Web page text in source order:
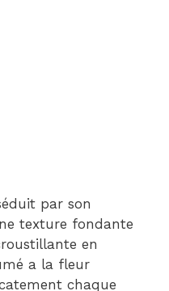
par son
texture fondante
en
a la fleur
chaque